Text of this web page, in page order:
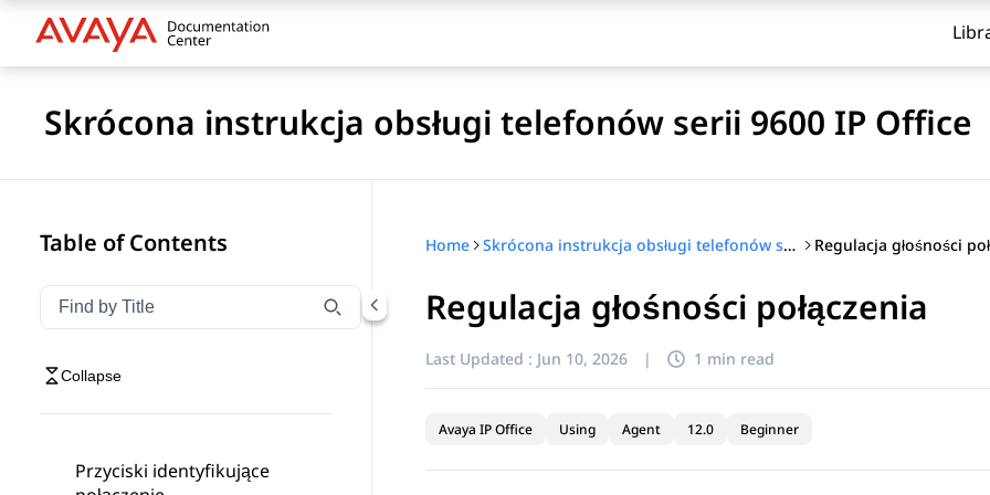
Skrócona instrukcja obsługi telefonów serii 9600 IP Office
Table of Contents
Filter navigation by title
Type to filter navigation items by title
Collapse
Przyciski identyfikujące
Home Skrócona instrukcja obsługi telefonów serii 9600 IP Office Regulacja głośności
Regulacja głośności połączenia
Last Updated : Jun 10, 2026 | 1 min read
Avaya IP Office Using Agent 12.0 Beginner